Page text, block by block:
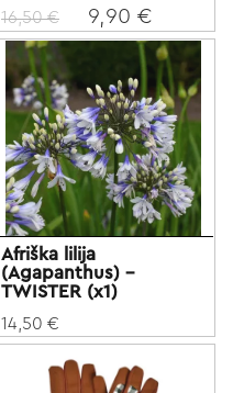
16,50 € 9,90 €
Afriška lilija
(Agapanthus) -
TWISTER (x1)
14,50 €